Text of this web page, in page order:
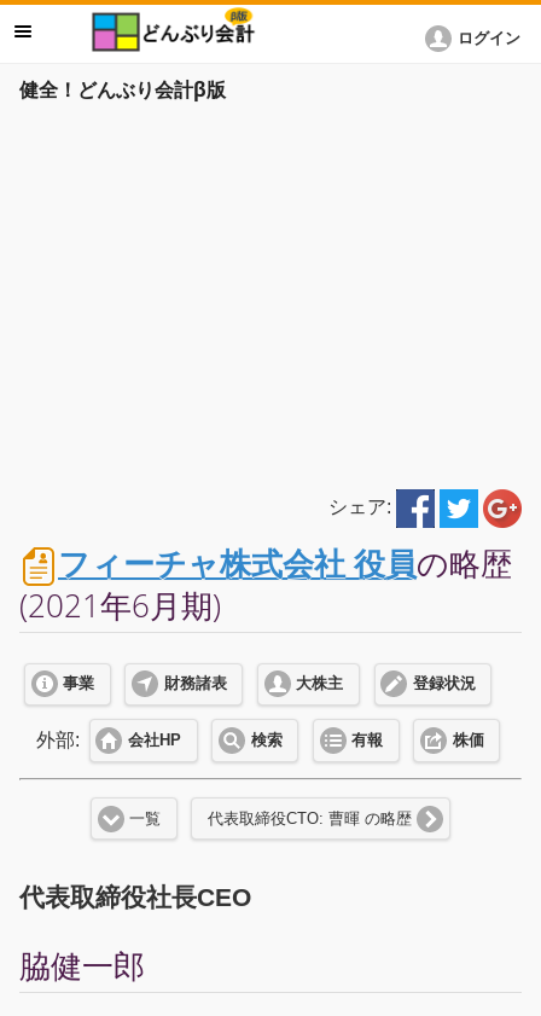
健全！どんぶり会計β版
ログイン
シェア:
フィーチャ株式会社 役員の略歴
(2021年6月期)
事業 財務諸表 大株主 登録状況
外部: 会社HP 検索 有報 株価
一覧 代表取締役CTO: 曹暉 の略歴
代表取締役社長CEO
脇健一郎